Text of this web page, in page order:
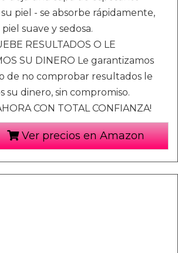
piel - se absorbe rápidamente,
suave y sedosa.
RESULTADOS O LE
SU DINERO Le garantizamos
de no comprobar resultados le
su dinero, sin compromiso.
CON TOTAL CONFIANZA!
Ver precios en Amazon